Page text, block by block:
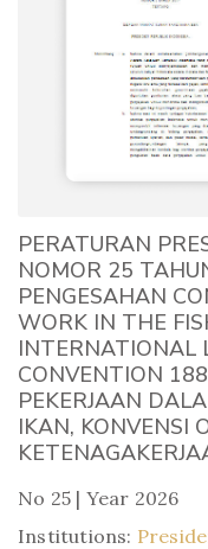
PERATURAN
NOMOR 25
PENGESAHAN
WORK IN THE
INTERNATIONAL
CONVENTION
PEKERJAAN
IKAN, KONVENSI
No 25 | Year 2026
Institutions: